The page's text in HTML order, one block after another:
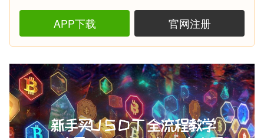
APP下载 官网注册